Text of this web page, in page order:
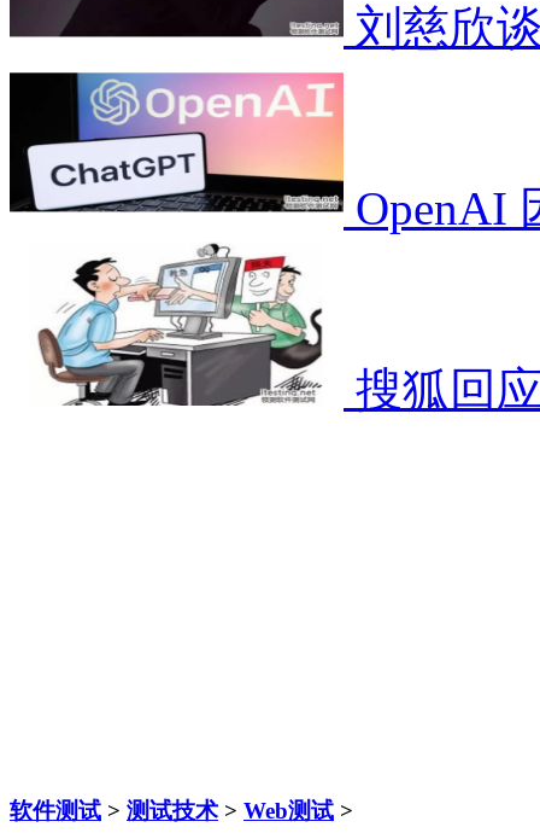
刘慈欣
OpenAI
搜狐回
软件测试 > 测试技术 > Web测试 >